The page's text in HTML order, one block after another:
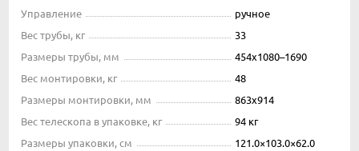
Управление
ручное
Вес трубы, кг
33
Размеры трубы, мм
454x1080–1690
Вес монтировки, кг
48
Размеры монтировки, мм
863x914
Вес телескопа в упаковке, кг
94 кг
Размеры упаковки, см
121.0×103.0×62.0